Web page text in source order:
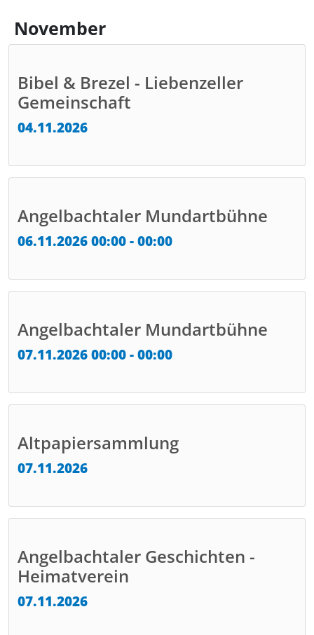
November
Bibel & Brezel - Liebenzeller
Gemeinschaft
04.11.2026
Angelbachtaler Mundartbühne
06.11.2026 00:00 - 00:00
Angelbachtaler Mundartbühne
07.11.2026 00:00 - 00:00
Altpapiersammlung
07.11.2026
Angelbachtaler Geschichten -
Heimatverein
07.11.2026